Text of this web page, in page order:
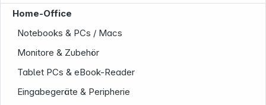
Home-Office
Notebooks & PCs / Macs
Monitore & Zubehör
Tablet PCs & eBook-Reader
Eingabegeräte & Peripherie